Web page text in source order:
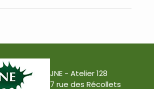
JNE - Atelier 128
7 rue des Récollets